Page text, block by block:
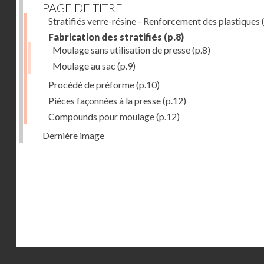
PAGE DE TITRE
Stratifiés verre-résine - Renforcement des plastiques
Fabrication des stratifiés (p.8)
Moulage sans utilisation de presse(p.8)
Moulage au sac (p.9)
Procédé de préforme(p.10)
Pièces façonnées à la presse(p.12)
Compounds pour moulage(p.12)
Dernière image